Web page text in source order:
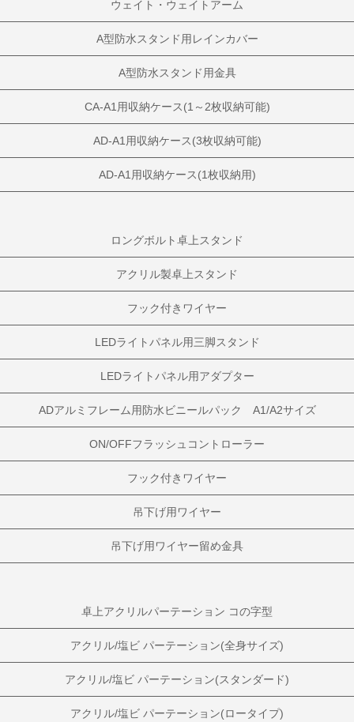
ウェイト・ウェイトアーム
A型防水スタンド用レインカバー
A型防水スタンド用金具
CA-A1用収納ケース(1～2枚収納可能)
AD-A1用収納ケース(3枚収納可能)
AD-A1用収納ケース(1枚収納用)
ロングボルト卓上スタンド
アクリル製卓上スタンド
フック付きワイヤー
LEDライトパネル用三脚スタンド
LEDライトパネル用アダプター
ADアルミフレーム用防水ビニールパック A1/A2サイズ
ON/OFFフラッシュコントローラー
フック付きワイヤー
吊下げ用ワイヤー
吊下げ用ワイヤー留め金具
卓上アクリルパーテーション コの字型
アクリル/塩ビ パーテーション(全身サイズ)
アクリル/塩ビ パーテーション(スタンダード)
アクリル/塩ビ パーテーション(ロータイプ)